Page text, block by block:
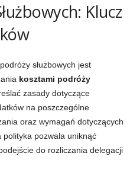
Klucz
służbowych jest
kosztami podróży
zasady dotyczące
na poszczególne
oraz wymagań dotyczących
pozwala uniknąć
do rozliczania delegacji